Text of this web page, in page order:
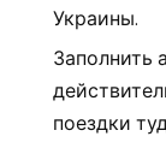
Украины.
Заполнить
поездки